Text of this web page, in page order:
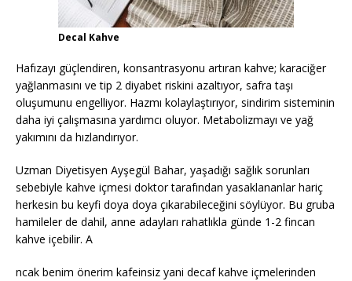
Decal Kahve
Hafızayı güçlendiren, konsantrasyonu artıran kahve; karaciğer
yağlanmasını ve tip 2 diyabet riskini azaltıyor, safra taşı
oluşumunu engelliyor. Hazmı kolaylaştırıyor, sindirim sisteminin
daha iyi çalışmasına yardımcı oluyor. Metabolizmayı ve yağ
yakımını da hızlandırıyor.
Uzman Diyetisyen Ayşegül Bahar, yaşadığı sağlık sorunları
sebebiyle kahve içmesi doktor tarafından yasaklananlar hariç
herkesin bu keyfi doya doya çıkarabileceğini söylüyor. Bu gruba
hamileler de dahil, anne adayları rahatlıkla günde 1-2 fincan
kahve içebilir. A
ncak benim önerim kafeinsiz yani decaf kahve içmelerinden